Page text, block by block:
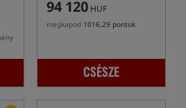
94 120 HUF
megkapod 1016,29 pontok
CSÉSZE